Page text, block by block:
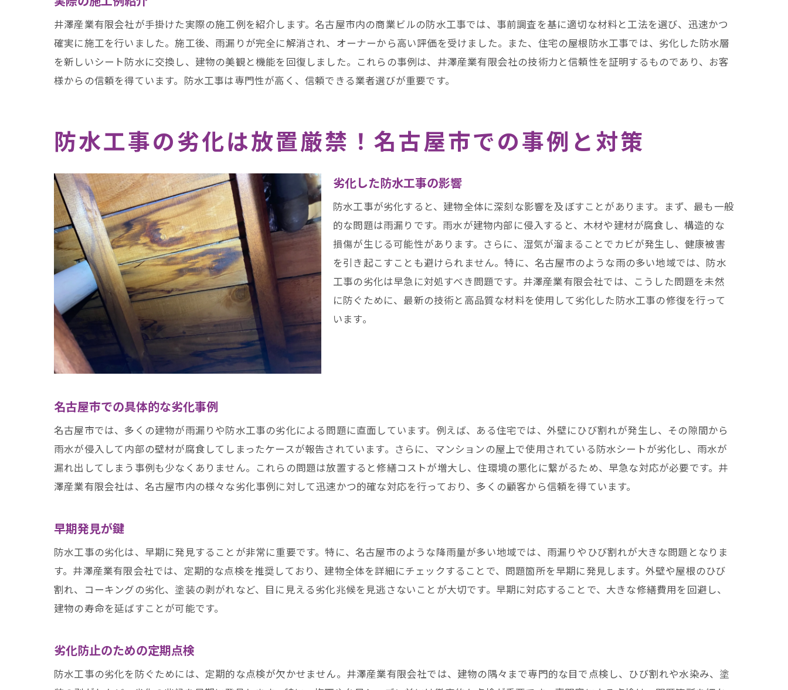
雨漏り修復のステップ
防水工事の重要性
井澤産業の迅速な対応
雨漏り防止のための提案
防水工事の必要性
最新技術の導入
信頼の施工実績
アフターケアの充実
地域社会との連携
井澤産業有限会社が手掛けた実際の施工例を紹介します。名古屋市内の商業ビルの防水工事では、事前調査を基に適切な材料と工法を選び、迅速かつ
確実に施工を行いました。施工後、雨漏りが完全に解消され、オーナーから高い評価を受けました。また、住宅の屋根防水工事では、劣化した防水層
を新しいシート防水に交換し、建物の美観と機能を回復しました。これらの事例は、井澤産業有限会社の技術力と信頼性を証明するものであり、お客
様からの信頼を得ています。防水工事は専門性が高く、信頼できる業者選びが重要です。
防水工事の劣化は放置厳禁！名古屋市での事例と対策
劣化した防水工事の影響
防水工事が劣化すると、建物全体に深刻な影響を及ぼすことがあります。まず、最も一般
的な問題は雨漏りです。雨水が建物内部に侵入すると、木材や建材が腐食し、構造的な
損傷が生じる可能性があります。さらに、湿気が溜まることでカビが発生し、健康被害
を引き起こすことも避けられません。特に、名古屋市のような雨の多い地域では、防水
工事の劣化は早急に対処すべき問題です。井澤産業有限会社では、こうした問題を未然
に防ぐために、最新の技術と高品質な材料を使用して劣化した防水工事の修復を行って
います。
名古屋市での具体的な劣化事例
名古屋市では、多くの建物が雨漏りや防水工事の劣化による問題に直面しています。例えば、ある住宅では、外壁にひび割れが発生し、その隙間から
雨水が侵入して内部の壁材が腐食してしまったケースが報告されています。さらに、マンションの屋上で使用されている防水シートが劣化し、雨水が
漏れ出してしまう事例も少なくありません。これらの問題は放置すると修繕コストが増大し、住環境の悪化に繋がるため、早急な対応が必要です。井
澤産業有限会社は、名古屋市内の様々な劣化事例に対して迅速かつ的確な対応を行っており、多くの顧客から信頼を得ています。
早期発見が鍵
防水工事の劣化は、早期に発見することが非常に重要です。特に、名古屋市のような降雨量が多い地域では、雨漏りやひび割れが大きな問題となりま
す。井澤産業有限会社では、定期的な点検を推奨しており、建物全体を詳細にチェックすることで、問題箇所を早期に発見します。外壁や屋根のひび
割れ、コーキングの劣化、塗装の剥がれなど、目に見える劣化兆候を見逃さないことが大切です。早期に対応することで、大きな修繕費用を回避し、
建物の寿命を延ばすことが可能です。
劣化防止のための定期点検
防水工事の劣化を防ぐためには、定期的な点検が欠かせません。井澤産業有限会社では、建物の隅々まで専門的な目で点検し、ひび割れや水染み、塗